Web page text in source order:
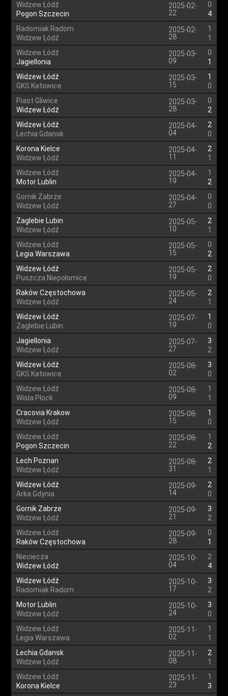
Widzew Łódź
Pogon Szczecin
2025-02-
22
0
4
Radomiak Radom
Widzew Łódź
2025-02-
28
1
1
Widzew Łódź
Jagiellonia
2025-03-
09
0
1
Widzew Łódź
GKS Katowice
2025-03-
15
1
0
Piast Gliwice
Widzew Łódź
2025-03-
28
0
2
Widzew Łódź
Lechia Gdansk
2025-04-
04
2
0
Korona Kielce
Widzew Łódź
2025-04-
11
2
1
Widzew Łódź
Motor Lublin
2025-04-
19
1
2
Gornik Zabrze
Widzew Łódź
2025-04-
27
0
0
Zaglebie Lubin
Widzew Łódź
2025-05-
10
2
1
Widzew Łódź
Legia Warszawa
2025-05-
15
0
2
Widzew Łódź
Puszcza Niepołomice
2025-05-
19
2
0
Raków Częstochowa
Widzew Łódź
2025-05-
24
2
1
Widzew Łódź
Zaglebie Lubin
2025-07-
19
1
0
Jagiellonia
Widzew Łódź
2025-07-
27
3
2
Widzew Łódź
GKS Katowice
2025-08-
02
3
0
Widzew Łódź
Wisla Plock
2025-08-
09
1
1
Cracovia Krakow
Widzew Łódź
2025-08-
15
1
0
Widzew Łódź
Pogon Szczecin
2025-08-
22
1
2
Lech Poznan
Widzew Łódź
2025-08-
31
2
1
Widzew Łódź
Arka Gdynia
2025-09-
14
2
0
Gornik Zabrze
Widzew Łódź
2025-09-
21
3
2
Widzew Łódź
Raków Częstochowa
2025-09-
28
0
1
Nieciecza
Widzew Łódź
2025-10-
04
2
4
Widzew Łódź
Radomiak Radom
2025-10-
17
3
2
Motor Lublin
Widzew Łódź
2025-10-
24
3
0
Widzew Łódź
Legia Warszawa
2025-11-
02
1
1
Lechia Gdansk
Widzew Łódź
2025-11-
08
2
1
Widzew Łódź
Korona Kielce
2025-11-
23
1
3